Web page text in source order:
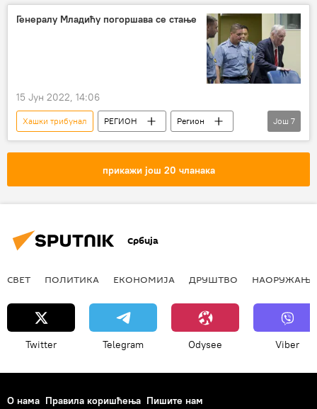
Генералу Младићу погоршава се стање
15 Јун 2022, 14:06
Хашки трибунал РЕГИОН
Регион
Регион – политика
Свет
Србија – политика
Ратко Младић
Дарко Младић
Још 7
прикажи још 20 чланака
Србија
СВЕТ ПОЛИТИКА ЕКОНОМИЈА ДРУШТВО НАОРУЖАЊЕ
Twitter Telegram Odysee Viber
О нама Правила коришћења Пишите нам